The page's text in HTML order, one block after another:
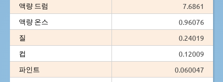
액량 드럼
7.6861
액량 온스
0.96076
질
0.24019
컵
0.12009
파인트
0.060047